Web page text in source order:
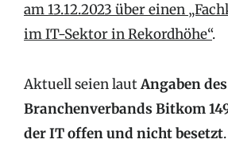
am 13.12.2023 über einen
im IT-Sektor in Rekordhöhe“.
Aktuell seien lautAngaben des
Branchenverbands Bitkom
der IT offen und nicht besetzt